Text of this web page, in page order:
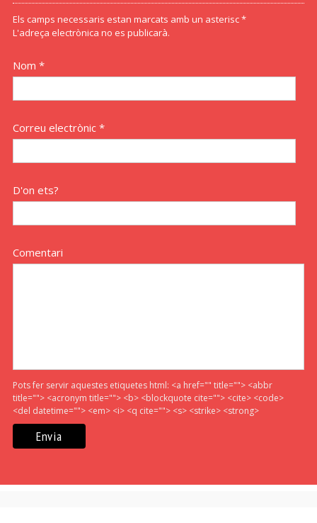
Els camps necessaris estan marcats amb un asterisc *
L'adreça electrònica no es publicarà.
Nom *
Correu electrònic *
D'on ets?
Comentari
Pots fer servir aquestes etiquetes html: <a href="" title=""> <abbr
title=""> <acronym title=""> <b> <blockquote cite=""> <cite> <code>
<del datetime=""> <em> <i> <q cite=""> <s> <strike> <strong>